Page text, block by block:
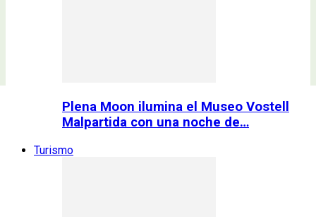
Plena Moon ilumina el Museo Vostell
Malpartida con una noche de…
Turismo